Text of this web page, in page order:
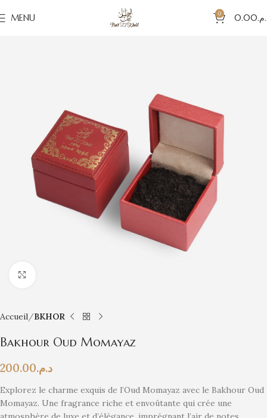
MENU 0 0.00
Accueil BKHOR
Bakhour Oud Momayaz
د.م.200.00
Explorez le charme exquis de l’Oud Momayaz avec le Bakhour Oud
Momayaz. Une fragrance riche et envoûtante qui crée une